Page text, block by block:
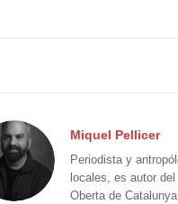
Miquel Pellicer
Periodista y
locales, es autor
Oberta de